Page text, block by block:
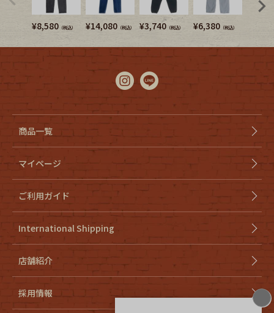
¥8,580 （税込） ¥14,080 （税込） ¥3,740 （税込） ¥6,380 （税込）
商品一覧
マイページ
ご利用ガイド
International Shipping
店舗紹介
採用情報